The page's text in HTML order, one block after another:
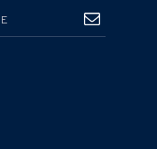
ANMELDEN